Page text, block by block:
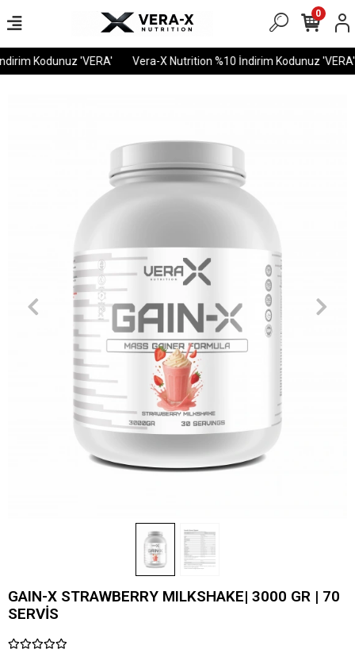
Kodunuz 'VERA' Vera-X Nutrition %10 İndirim Kodunuz 'VERA'
0
GAIN-X STRAWBERRY MILKSHAKE| 3000 GR | 70
SERVİS